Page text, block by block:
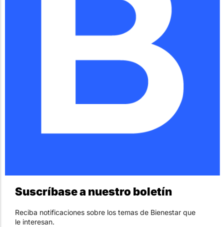
Suscríbase a nuestro boletín
Reciba notificaciones sobre los temas de Bienestar que
le interesan.